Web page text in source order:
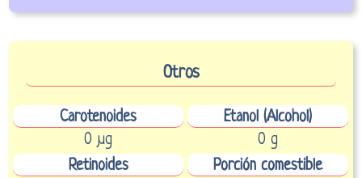
Otros
Carotenoides
Etanol (Alcohol)
0 µg
0 g
Retinoides
Porción comestible